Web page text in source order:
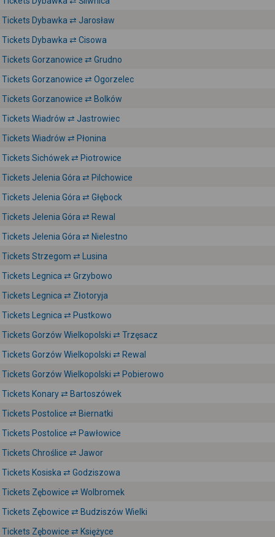
Tickets Dybawka ⇄ Jarosław
Tickets Dybawka ⇄ Cisowa
Tickets Gorzanowice ⇄ Grudno
Tickets Gorzanowice ⇄ Ogorzelec
Tickets Gorzanowice ⇄ Bolków
Tickets Wiadrów ⇄ Jastrowiec
Tickets Wiadrów ⇄ Płonina
Tickets Sichówek ⇄ Piotrowice
Tickets Jelenia Góra ⇄ Pilchowice
Tickets Jelenia Góra ⇄ Głębock
Tickets Jelenia Góra ⇄ Rewal
Tickets Jelenia Góra ⇄ Nielestno
Tickets Strzegom ⇄ Lusina
Tickets Legnica ⇄ Grzybowo
Tickets Legnica ⇄ Złotoryja
Tickets Legnica ⇄ Pustkowo
Tickets Gorzów Wielkopolski ⇄ Trzęsacz
Tickets Gorzów Wielkopolski ⇄ Rewal
Tickets Gorzów Wielkopolski ⇄ Pobierowo
Tickets Konary ⇄ Bartoszówek
Tickets Postolice ⇄ Biernatki
Tickets Postolice ⇄ Pawłowice
Tickets Chroślice ⇄ Jawor
Tickets Kosiska ⇄ Godziszowa
Tickets Zębowice ⇄ Wolbromek
Tickets Zębowice ⇄ Budziszów Wielki
Tickets Zębowice ⇄ Księżyce